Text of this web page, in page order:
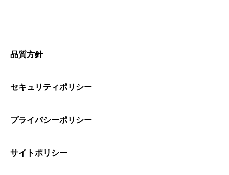
品質方針
セキュリティポリシー
プライバシーポリシー
サイトポリシー